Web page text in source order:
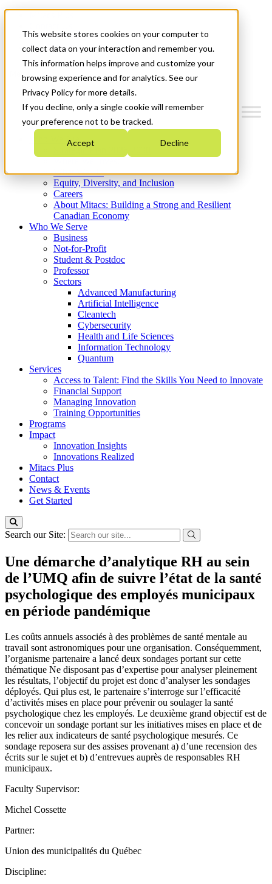
This website stores cookies on your computer to
collect data on your interaction and remember you.
This information helps improve and customize your
browsing experience and for analytics. See our
Privacy Policy for more details.
If you decline, only a single cookie will remember
your preference not to be tracked.
Accept Decline
News & Events
Get Started
Menu
Who We Are
Strategic Plan 2026-2030
What We Do
Equity, Diversity, and Inclusion
Careers
About Mitacs: Building a Strong and Resilient
Canadian Economy
Who We Serve
Business
Not-for-Profit
Student & Postdoc
Professor
Sectors
Advanced Manufacturing
Artificial Intelligence
Cleantech
Cybersecurity
Health and Life Sciences
Information Technology
Quantum
Services
Access to Talent: Find the Skills You Need to Innovate
Financial Support
Managing Innovation
Training Opportunities
Programs
Impact
Innovation Insights
Innovations Realized
Mitacs Plus
Contact
News & Events
Get Started
Search our Site:
Une démarche d’analytique RH au sein
de l’UMQ afin de suivre l’état de la santé
psychologique des employés municipaux
en période pandémique
Les coûts annuels associés à des problèmes de santé mentale au
travail sont astronomiques pour une organisation. Conséquemment,
l’organisme partenaire a lancé deux sondages portant sur cette
thématique Ne disposant pas d’expertise pour analyser pleinement
les résultats, l’objectif du projet est donc d’analyser les sondages
déployés. Qui plus est, le partenaire s’interroge sur l’efficacité
d’activités mises en place pour prévenir ou soulager la santé
psychologique chez les employés. Le deuxième grand objectif est de
concevoir un sondage portant sur les initiatives mises en place et de
les relier aux indicateurs de santé psychologique mesurés. Ce
sondage reposera sur des assises provenant a) d’une recension des
écrits sur le sujet et b) d’entrevues auprès de responsables RH
municipaux.
Faculty Supervisor:
Michel Cossette
Partner:
Union des municipalités du Québec
Discipline: